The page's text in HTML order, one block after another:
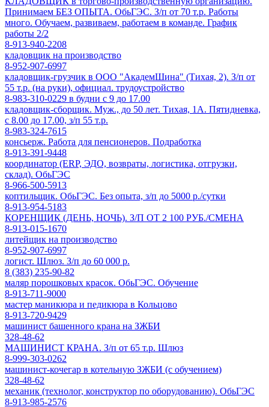
Принимаем БЕЗ ОПЫТА. ОбьГЭС. З/п от 70 т.р. Работы
много. Обучаем, развиваем, работаем в команде. График
работы 2/2
8-913-940-2208
кладовщик на производство
8-952-907-6997
кладовщик-грузчик в ООО "АкадемШина" (Тихая, 2). З/п от
55 т.р. (на руки), официал. трудоустройство
8-983-310-0229 в будни с 9 до 17.00
кладовщик-сборщик. Муж., до 50 лет. Тихая, 1А. Пятидневка,
c 8.00 до 17.00, з/п 55 т.р.
8-983-324-7615
консьерж. Работа для пенсионеров. Подработка
8-913-391-9448
координатор (ERP, ЭДО, возвраты, логистика, отгрузки,
склад). ОбьГЭС
8-966-500-5913
коптильщик. ОбьГЭС. Без опыта, з/п до 5000 р./сутки
8-913-954-5183
КОРЕНЩИК (ДЕНЬ, НОЧЬ). З/П ОТ 2 100 РУБ./СМЕНА
8-913-015-1670
литейщик на производство
8-952-907-6997
логист. Шлюз. З/п до 60 000 р.
8 (383) 235-90-82
маляр порошковых красок. ОбьГЭС. Обучение
8-913-711-9000
мастер маникюра и педикюра в Кольцово
8-913-720-9429
машинист башенного крана на ЗЖБИ
328-48-62
МАШИНИСТ КРАНА. З/п от 65 т.р. Шлюз
8-999-303-0262
машинист-кочегар в котельную ЗЖБИ (с обучением)
328-48-62
механик (технолог, конструктор по оборудованию). ОбьГЭС
8-913-985-2576